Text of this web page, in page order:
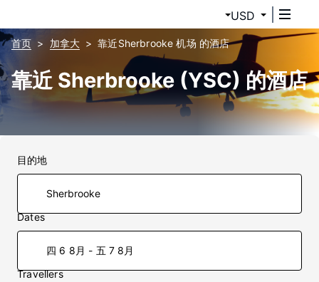
USD
首页 加拿大 靠近Sherbrooke 机场 的酒店
靠近 Sherbrooke (YSC) 的酒店
目的地
Dates
四 6 8月 - 五 7 8月
Travellers